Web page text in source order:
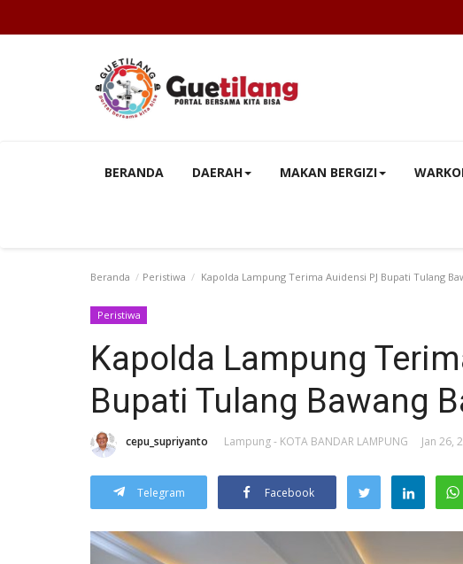
BERANDA DAERAH MAKAN BERGIZI
Beranda Peristiwa Kapolda Lampung Terima Auidensi PJ Bupati Tulang
Peristiwa
Kapolda Lampung
Bupati Tulang Bawang
cepu_supriyanto Lampung - KOTA BANDAR LAMPUNG Jan 26,
Telegram Facebook